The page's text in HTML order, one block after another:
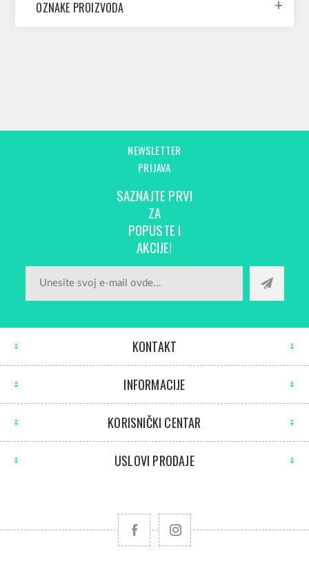
OZNAKE PROIZVODA
NEWSLETTER
PRIJAVA
SAZNAJTE PRVI
ZA
POPUSTE I
AKCIJE!
KONTAKT
INFORMACIJE
KORISNIČKI CENTAR
USLOVI PRODAJE